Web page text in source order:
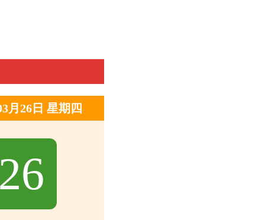
月26日 星期四